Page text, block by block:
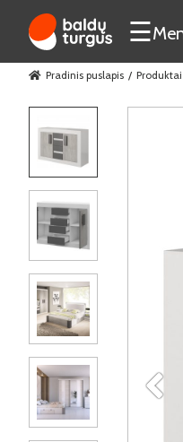
☰
Pradinis puslapis Produktai